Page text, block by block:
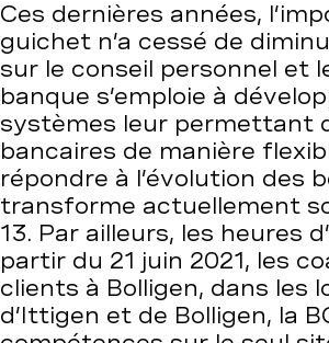
Ces dernières années,
guichet n’a cessé de
sur le conseil personnel et
banque s’emploie à
systèmes leur permettant
bancaires de manière
répondre à l’évolution des
transforme actuellement
13. Par ailleurs, les heures
partir du 21 juin 2021, les
clients à Bolligen, dans les
d’Ittigen et de Bolligen, la